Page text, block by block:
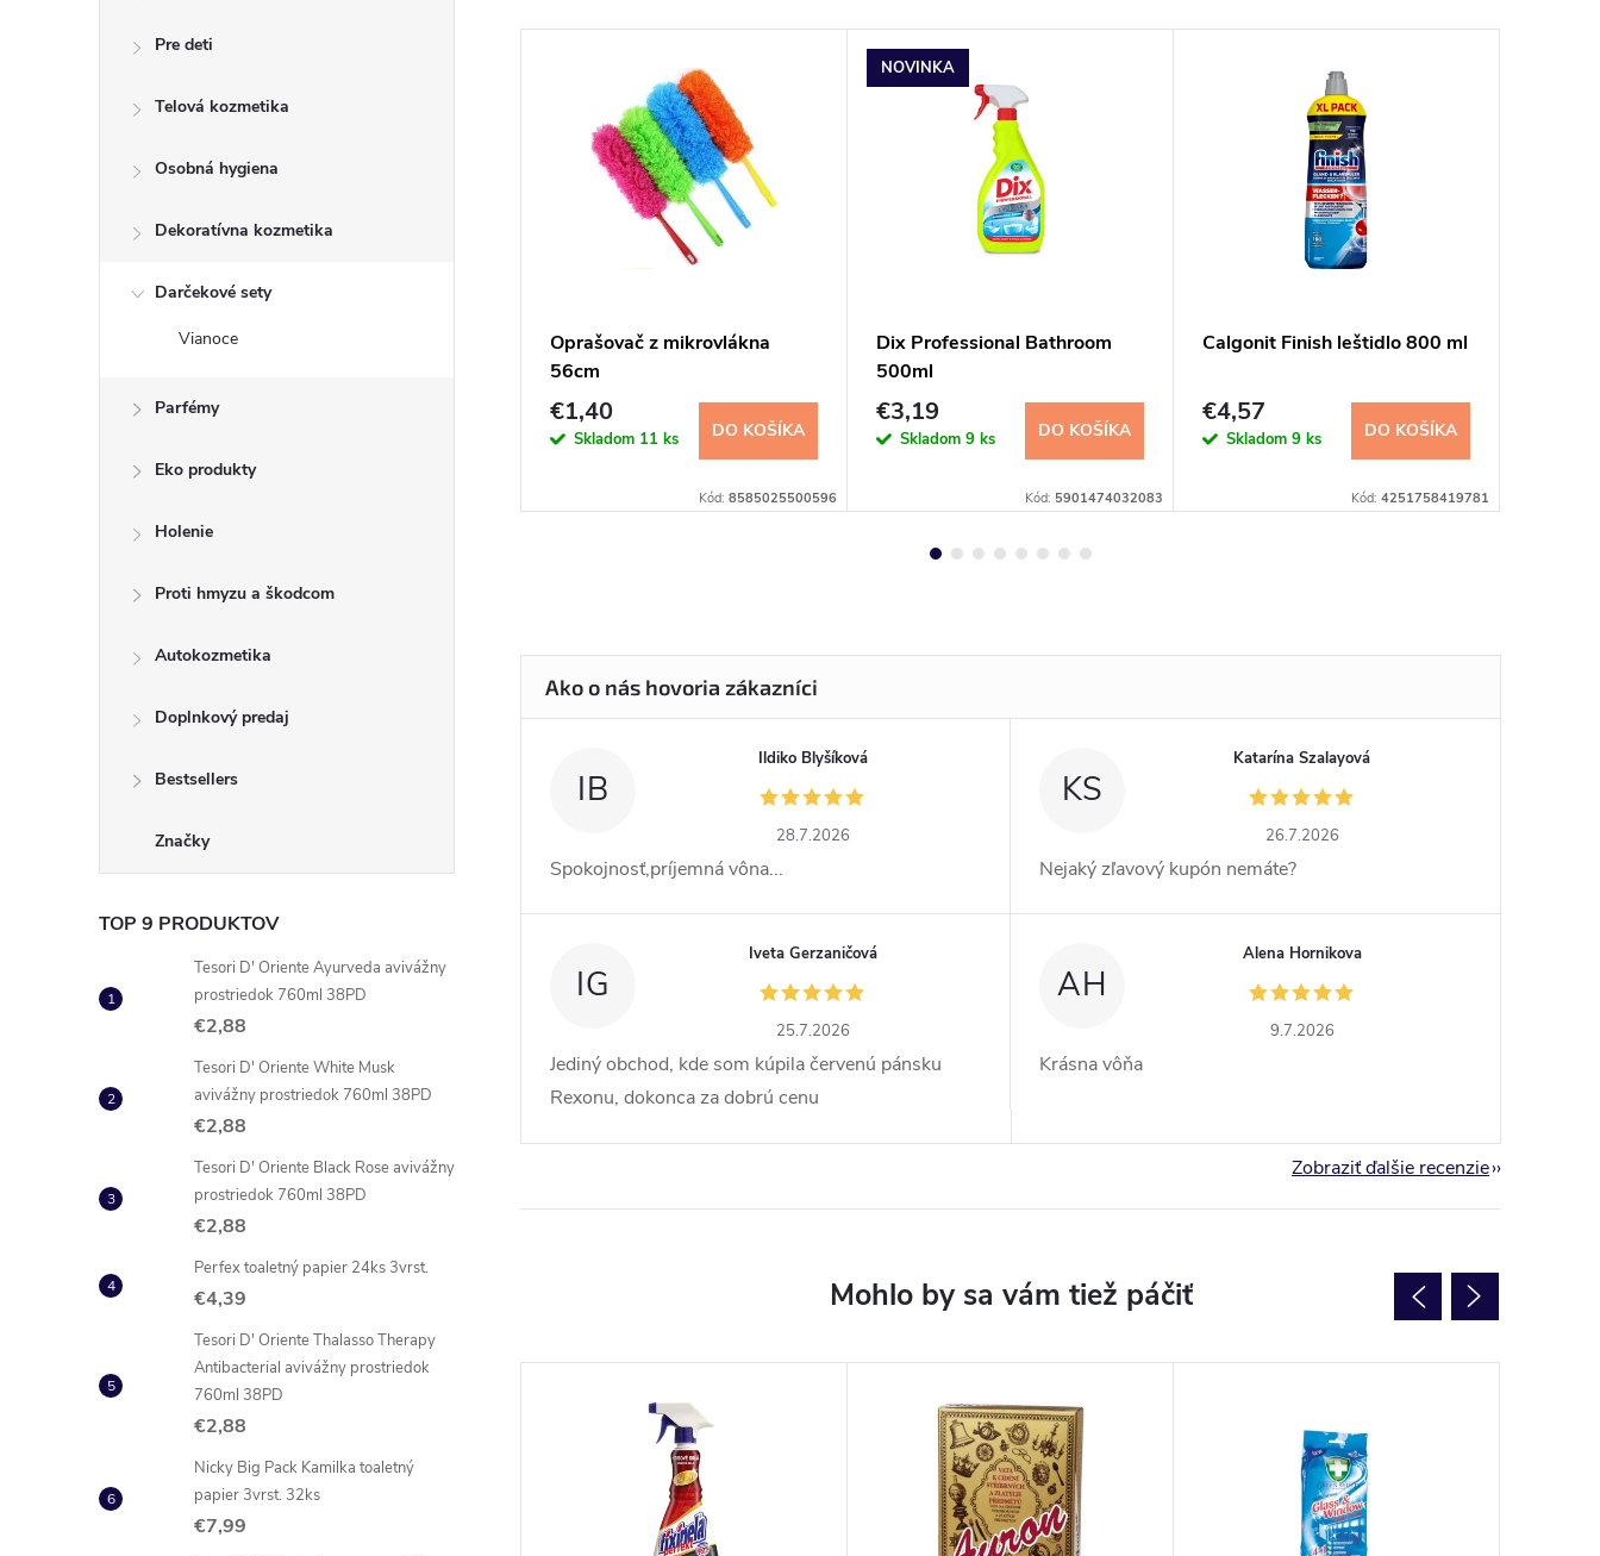
Pre deti
Telová kozmetika
Osobná hygiena
Dekoratívna kozmetika
Darčekové sety
Vianoce
Parfémy
Eko produkty
Holenie
Proti hmyzu a škodcom
Autokozmetika
Doplnkový predaj
Bestsellers
Značky
TOP 9 PRODUKTOV
Tesori D' Oriente Ayurveda avivážny
prostriedok 760ml 38PD
€2,88
Tesori D' Oriente White Musk
avivážny prostriedok 760ml 38PD
€2,88
Tesori D' Oriente Black Rose avivážny
prostriedok 760ml 38PD
€2,88
Perfex toaletný papier 24ks 3vrst.
€4,39
Tesori D' Oriente Thalasso Therapy
Antibacterial avivážny prostriedok
760ml 38PD
€2,88
Nicky Big Pack Kamilka toaletný
papier 3vrst. 32ks
€7,99
Pulirapid Aceto na hrdzu a
Oprašovač z mikrovlákna
56cm
€1,40
Skladom 11 ks DO KOŠÍKA
Kód: 8585025500596
NOVINKA
Dix Professional Bathroom
500ml
€3,19
Skladom 9 ks DO KOŠÍKA
Kód: 5901474032083
Calgonit Finish leštidlo 800 ml
€4,57
Skladom 9 ks DO KOŠÍKA
Kód: 4251758419781
IB
Ildiko Blyšíková
28.7.2026
Spokojnosť,príjemná vôna...
KS
Katarína Szalayová
26.7.2026
Nejaký zľavový kupón nemáte?
IG
Iveta Gerzaničová
25.7.2026
Jediný obchod, kde som kúpila červenú pánsku
Rexonu, dokonca za dobrú cenu
AH
Alena Hornikova
9.7.2026
Krásna vôňa
Zobraziť ďalšie recenzie